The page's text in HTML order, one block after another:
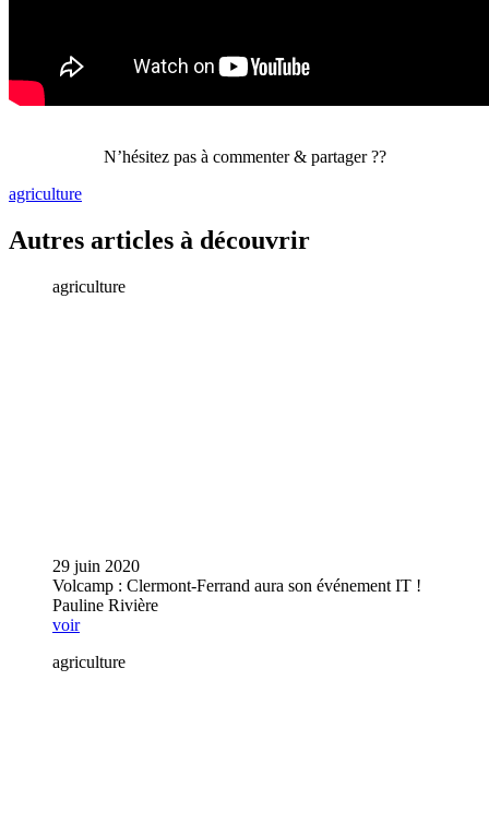
N’hésitez pas à commenter & partager??
agriculture
Autres articles à découvrir
agriculture
29 juin 2020
Volcamp : Clermont-Ferrand aura son événement IT !
Pauline Rivière
voir
agriculture